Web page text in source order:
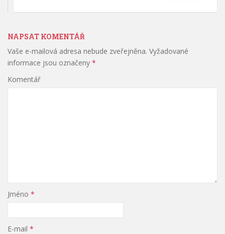
NAPSAT KOMENTÁŘ
Vaše e-mailová adresa nebude zveřejněna. Vyžadované
informace jsou označeny *
Komentář
Jméno *
E-mail *